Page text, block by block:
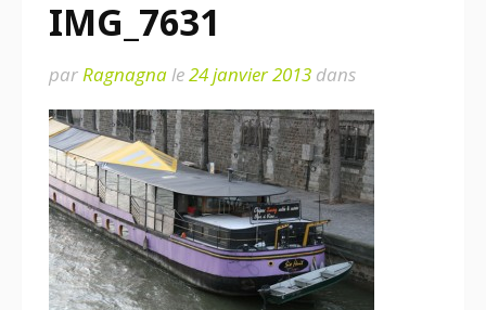
IMG_7631
parRagnagnale24 janvier 2013 dans